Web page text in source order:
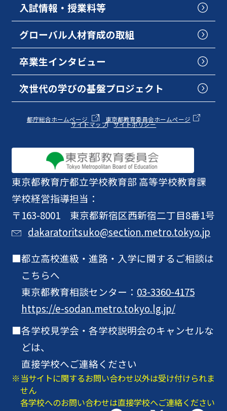
東京都教育庁都立学校教育部 高等学校教育課
学校経営指導担当：
〒163-8001 東京都新宿区西新宿二丁目8番1号
dakaratoritsuko@section.metro.tokyo.jp
都立高校進級・進路・入学に関するご相談は
こちらへ
東京都教育相談センター： 03-3360-4175
https://e-sodan.metro.tokyo.lg.jp/
各学校見学会・各学校説明会のキャンセルな
どは、
直接学校へご連絡ください
当サイトに関するお問い合わせ以外は受け付けられま
せん
各学校へのお問い合わせは直接学校へご連絡ください
入試情報・授業料等
グローバル人材育成の取組
卒業生インタビュー
次世代の学びの基盤プロジェクト
都庁総合ホームページ 東京都教育委員会ホームページ
サイトマップ サイトポリシー